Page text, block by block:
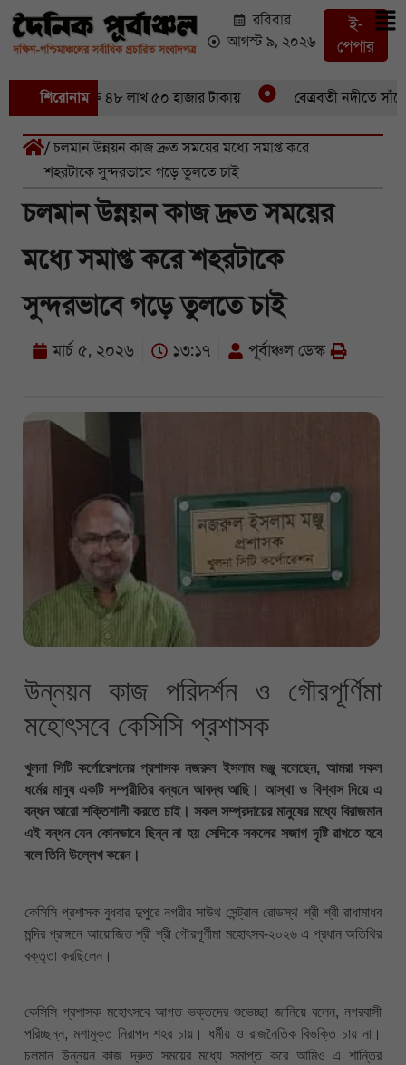
রবিবার
আগস্ট ৯, ২০২৬
ই-
পেপার
শিরোনাম
ইলিশবিক্রি ৪৮ লাখ ৫০ হাজার টাকায় বেত্রবতী নদীতে সাঁকো
/ চলমান উন্নয়ন কাজ দ্রুত সময়ের মধ্যে সমাপ্ত করে
শহরটাকে সুন্দরভাবে গড়ে তুলতে চাই
চলমান উন্নয়ন কাজ দ্রুত সময়ের
মধ্যে সমাপ্ত করে শহরটাকে
সুন্দরভাবে গড়ে তুলতে চাই
মার্চ ৫, ২০২৬ ১৩:১৭ পূর্বাঞ্চল ডেস্ক
উন্নয়ন কাজ পরিদর্শন ও গৌরপূর্ণিমা
মহোৎসবে কেসিসি প্রশাসক
খুলনা সিটি কর্পোরেশনের প্রশাসক নজরুল ইসলাম মঞ্জু বলেছেন, আমরা সকল
ধর্মের মানুষ একটি সম্প্রীতির বন্ধনে আবদ্ধ আছি। আস্থা ও বিশ্বাস দিয়ে এ
বন্ধন আরো শক্তিশালী করতে চাই। সকল সম্প্রদায়ের মানুষের মধ্যে বিরাজমান
এই বন্ধন যেন কোনভাবে ছিন্ন না হয় সেদিকে সকলের সজাগ দৃষ্টি রাখতে হবে
বলে তিনি উল্লেখ করেন।
কেসিসি প্রশাসক বুধবার দুপুরে নগরীর সাউথ সেন্ট্রাল রোডস্থ শ্রী শ্রী রাধামাধব
মন্দির প্রাঙ্গনে আয়োজিত শ্রী শ্রী গৌরপূর্ণীমা মহোৎসব-২০২৬ এ প্রধান অতিথির
বক্তৃতা করছিলেন।
কেসিসি প্রশাসক মহোৎসবে আগত ভক্তদের শুভেচ্ছা জানিয়ে বলেন, নগরবাসী
পরিচ্ছন্ন, মশামুক্ত নিরাপদ শহর চায়। ধর্মীয় ও রাজনৈতিক বিভক্তি চায় না।
চলমান উন্নয়ন কাজ দ্রুত সময়ের মধ্যে সমাপ্ত করে আমিও এ শান্তির